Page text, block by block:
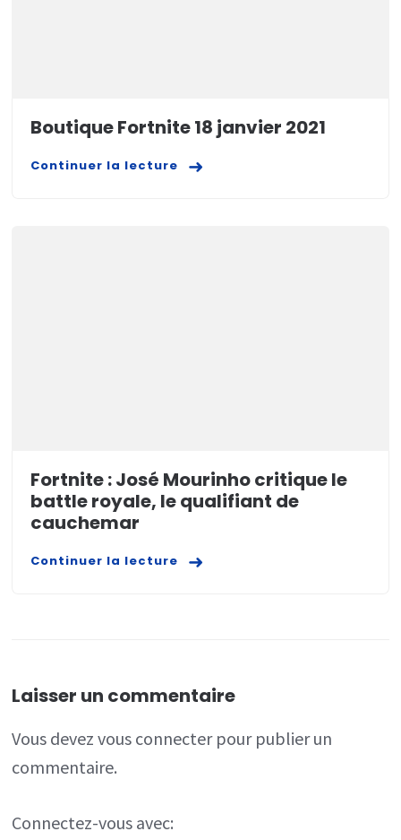
Boutique Fortnite 18 janvier 2021
Continuer la lecture
Fortnite : José Mourinho critique le
battle royale, le qualifiant de
cauchemar
Continuer la lecture
Laisser un commentaire
Vous devezvous connecterpour publier un
commentaire.
Connectez-vous avec: